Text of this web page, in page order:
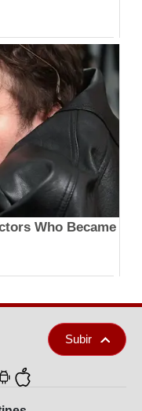
Who Became
Subir